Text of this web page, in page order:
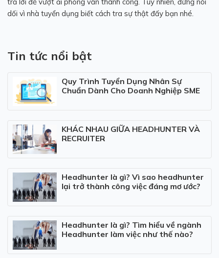
dối vì nhà tuyển dụng biết cách tra sự thật đấy bạn nhé.
Tin tức nổi bật
Quy Trình Tuyển Dụng Nhân Sự
Chuẩn Dành Cho Doanh Nghiệp SME
KHÁC NHAU GIỮA HEADHUNTER VÀ
RECRUITER
Headhunter là gì? Vì sao headhunter
lại trở thành công việc đáng mơ ước?
Headhunter là gì? Tìm hiểu về ngành
Headhunter làm việc như thế nào?